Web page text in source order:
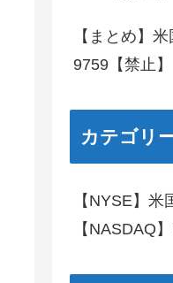
【まとめ】
9759【禁止】
カテゴリ
【NYSE】
【NASDAQ